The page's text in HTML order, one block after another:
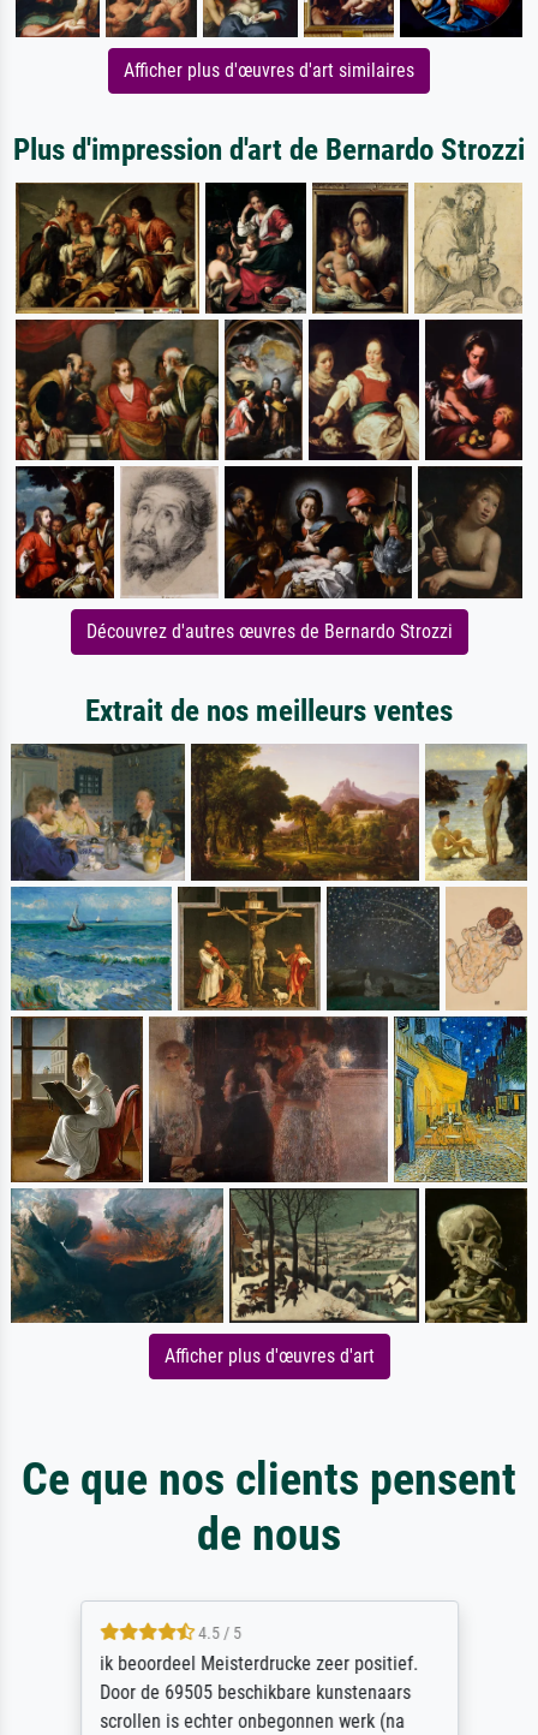
Afficher plus d'œuvres d'art similaires
Plus d'impression d'art de Bernardo Strozzi
Découvrez d'autres œuvres de Bernardo Strozzi
Extrait de nos meilleurs ventes
Afficher plus d'œuvres d'art
Ce que nos clients pensent
de nous
4.5 / 5
ik beoordeel Meisterdrucke zeer positief.
Door de 69505 beschikbare kunstenaars
scrollen is echter onbegonnen werk (na